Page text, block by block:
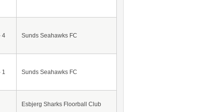
4 Sunds Seahawks FC
1 Sunds Seahawks FC
Esbjerg Sharks Floorball Club